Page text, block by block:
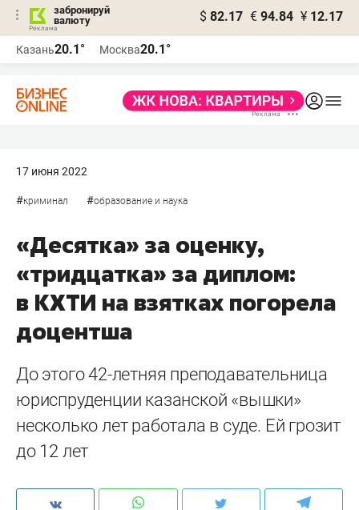
забронируй
валюту
$ 82.17 € 94.84 ¥ 12.17
Казань20.1° Москва20.1°
17 июня 2022
#криминал #образование и наука
«Десятка» за оценку,
«тридцатка» за диплом:
в КХТИ на взятках погорела
доцентша
До этого 42-летняя преподавательница
юриспруденции казанской «вышки»
несколько лет работала в суде. Ей грозит
до 12 лет